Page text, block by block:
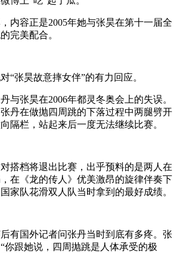
内容正是2005年她与张昊在第十一届全
完美配合。
“张昊故意摔女伴”的有力回应。
与张昊在2006年都灵冬奥会上的失误。
丹在做抛四周跳的下落过程中两腿劈开
隔栏，站起来后一度无法继续比赛。
搭档将退出比赛，出乎预料的是两人在
在《龙的传人》优美激昂的旋律伴奏下
家队花滑双人队当时拿到的最好成绩。
有国外记者问张丹当时到底有多疼。张
你跟她说，四周抛跳是人体承受的极